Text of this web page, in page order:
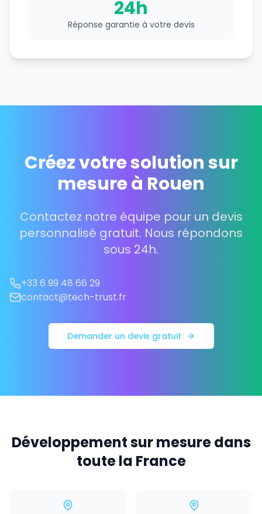
24h
Réponse garantie à votre devis
Créez votre solution sur
mesure à Rouen
Contactez notre équipe pour un devis
personnalisé gratuit. Nous répondons
sous 24h.
+33 6 99 48 66 29
contact@tech-trust.fr
Demander un devis gratuit
Développement sur mesure dans
toute la France